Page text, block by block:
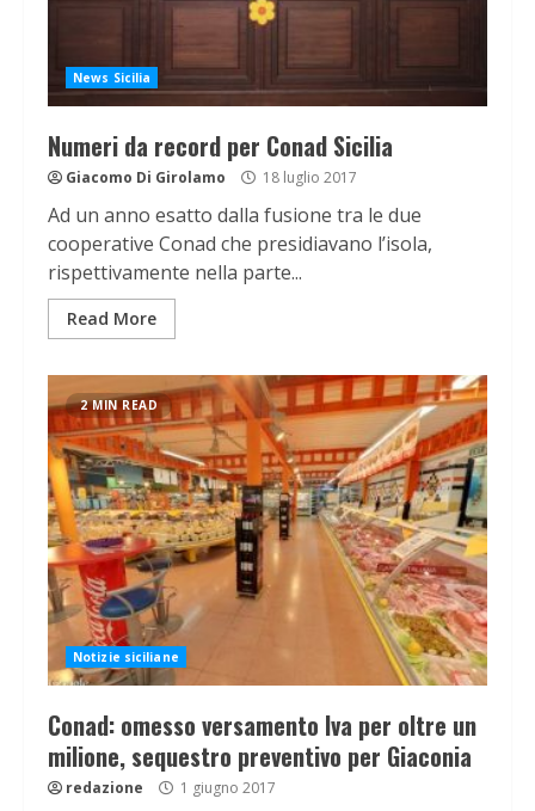
News Sicilia
Numeri da record per Conad Sicilia
Giacomo Di Girolamo 18 luglio 2017
Ad un anno esatto dalla fusione tra le due
cooperative Conad che presidiavano l’isola,
rispettivamente nella parte...
Read More
2 MIN READ
Notizie siciliane
Conad: omesso versamento Iva per oltre un
milione, sequestro preventivo per Giaconia
redazione 1 giugno 2017